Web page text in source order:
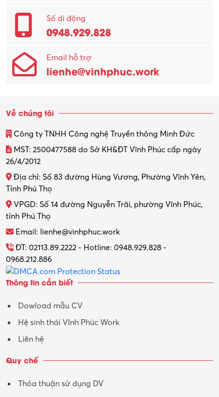
Số di động
0948.929.828
Email hỗ trợ
lienhe@vinhphuc.work
Về chúng tôi
Công ty TNHH Công nghệ Truyền thông Minh Đức
MST: 2500477588 do Sở KH&ĐT Vĩnh Phúc cấp ngày
26/4/2012
Địa chỉ: Số 83 đường Hùng Vương, Phường Vĩnh Yên,
Tỉnh Phú Thọ
VPGD: Số 14 đường Nguyễn Trãi, phường Vĩnh Phúc,
tỉnh Phú Thọ
Email: lienhe@vinhphuc.work
ĐT: 02113.89.2222 - Hotline: 0948.929.828 -
0968.212.886
Thông tin cần biết
Dowload mẫu CV
Hệ sinh thái Vĩnh Phúc Work
Liên hệ
Quy chế
Thỏa thuận sử dụng DV